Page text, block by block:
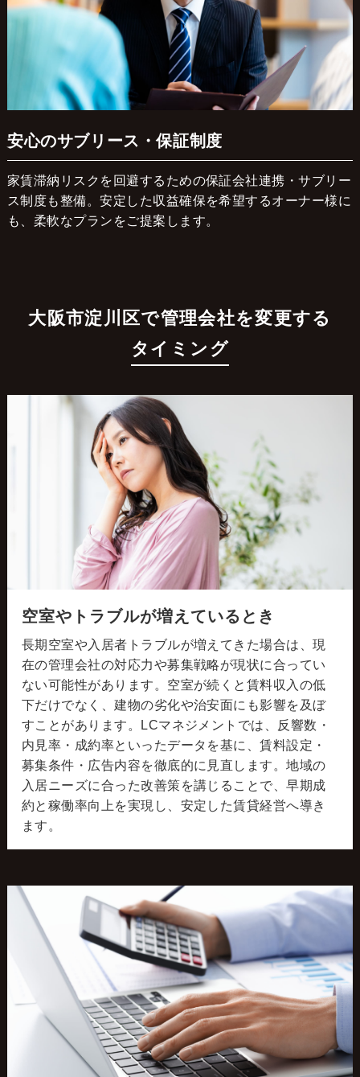
安心のサブリース・保証制度
家賃滞納リスクを回避するための保証会社連携・サブリー
ス制度も整備。安定した収益確保を希望するオーナー様に
も、柔軟なプランをご提案します。
大阪市淀川区で管理会社を変更する
タイミング
空室やトラブルが増えているとき
長期空室や入居者トラブルが増えてきた場合は、現
在の管理会社の対応力や募集戦略が現状に合ってい
ない可能性があります。空室が続くと賃料収入の低
下だけでなく、建物の劣化や治安面にも影響を及ぼ
すことがあります。LCマネジメントでは、反響数・
内見率・成約率といったデータを基に、賃料設定・
募集条件・広告内容を徹底的に見直します。地域の
入居ニーズに合った改善策を講じることで、早期成
約と稼働率向上を実現し、安定した賃貸経営へ導き
ます。